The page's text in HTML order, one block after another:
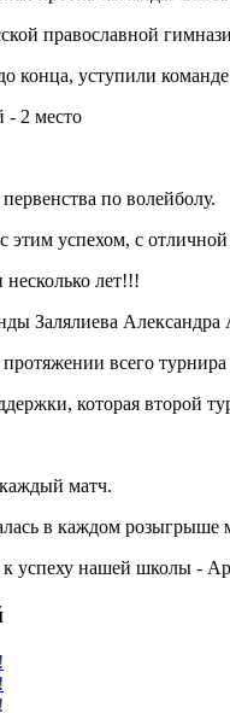
православной
конца, уступили
- 2 место
по волейболу.
этим успехом, с
лет!!!
Залялиева
всего
которая второй
матч.
в каждом
успеху нашей школы -